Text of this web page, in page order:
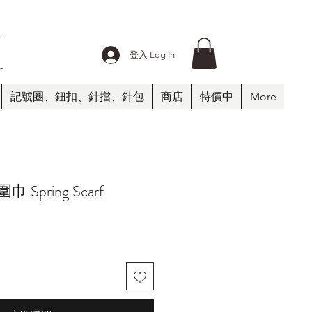
登入 Log In
記號圈、鈕扣、針擋、針包 商店 特價中 More
Spring Scarf